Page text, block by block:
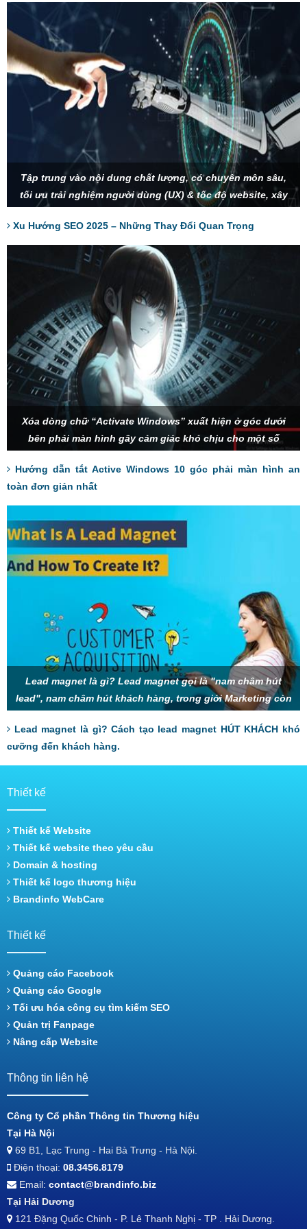
Tập trung vào nội dung chất lượng, có chuyên môn sâu,
tối ưu trải nghiệm người dùng (UX) & tốc độ website, xây
AI và tìm kiếm bằng giọng nói để tối ưu từ khóa.
Xu Hướng SEO 2025 – Những Thay Đổi Quan Trọng
Xóa dòng chữ “Activate Windows” xuất hiện ở góc dưới
bên phải màn hình gây cảm giác khó chịu cho một số
Hướng dẫn tắt Active Windows 10 góc phải màn hình an
toàn đơn giản nhất
Lead magnet là gì? Lead magnet gọi là "nam châm hút
lead", nam châm hút khách hàng, trong giới Marketing còn
Lead magnet là gì? Cách tạo lead magnet HÚT KHÁCH khó
cưỡng đến khách hàng.
Thiết kế
Thiết kế Website
Thiết kế website theo yêu cầu
Domain & hosting
Thiết kế logo thương hiệu
Brandinfo WebCare
Thiết kế
Quảng cáo Facebook
Quảng cáo Google
Tối ưu hóa công cụ tìm kiếm SEO
Quản trị Fanpage
Nâng cấp Website
Thông tin liên hệ
Công ty Cổ phần Thông tin Thương hiệu
Tại Hà Nội
69 B1, Lạc Trung - Hai Bà Trưng - Hà Nội.
Điện thoại: 08.3456.8179
Email: contact@brandinfo.biz
Tại Hải Dương
121 Đặng Quốc Chinh - P. Lê Thanh Nghị - TP . Hải Dương.